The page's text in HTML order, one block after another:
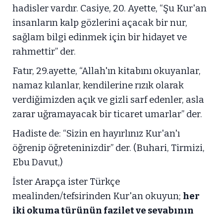
hadisler vardır. Casiye, 20. Ayette, “Şu Kur'an
insanların kalp gözlerini açacak bir nur,
sağlam bilgi edinmek için bir hidayet ve
rahmettir” der.
Fatır, 29.ayette, “Allah'ın kitabını okuyanlar,
namaz kılanlar, kendilerine rızık olarak
verdiğimizden açık ve gizli sarf edenler, asla
zarar uğramayacak bir ticaret umarlar” der.
Hadiste de: “Sizin en hayırlınız Kur'an'ı
öğrenip öğreteninizdir” der. (Buhari, Tirmizi,
Ebu Davut,)
İster Arapça ister Türkçe
mealinden/tefsirinden Kur'an okuyun; her
iki okuma türünün fazilet ve sevabının